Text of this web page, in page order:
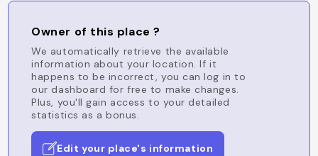
Owner of this place ?
We automatically retrieve the available
information about your location. If it
happens to be incorrect, you can log in to
our dashboard for free to make changes.
Plus, you'll gain access to your detailed
statistics as a bonus.
Edit your place's information